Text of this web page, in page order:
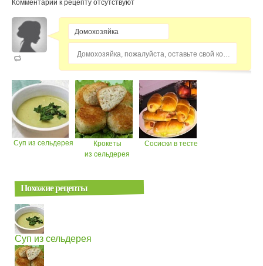
Комментарии к рецепту отсутствуют
Домохозяйка, пожалуйста, оставьте свой комментарий...
Суп из сельдерея
Крокеты
из сельдерея
Сосиски в тесте
Похожие рецепты
Суп из сельдерея